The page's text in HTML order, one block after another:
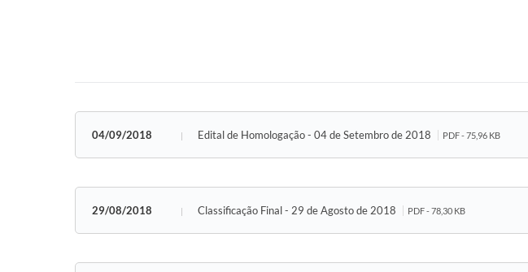
04/09/2018 Edital de Homologação - 04 de Setembro de 2018 PDF - 75,96 KB
29/08/2018 Classificação Final - 29 de Agosto de 2018 PDF - 78,30 KB